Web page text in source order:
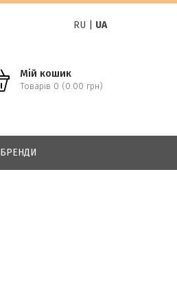
RU UA
Мій кошик
Товарів 0 (0.00 грн)
БРЕНДИ